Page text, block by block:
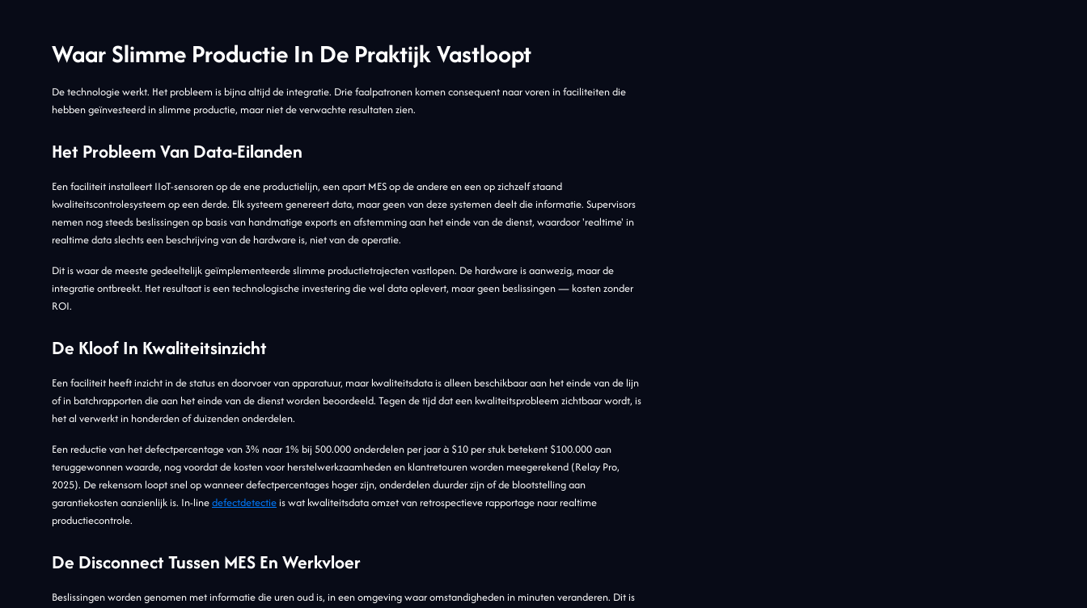
Waar Slimme Productie In De Praktijk Vastloopt
De technologie werkt. Het probleem is bijna altijd de integratie. Drie faalpatronen komen consequent naar voren in faciliteiten die
hebben geïnvesteerd in slimme productie, maar niet de verwachte resultaten zien.
Het Probleem Van Data-Eilanden
Een faciliteit installeert IIoT-sensoren op de ene productielijn, een apart MES op de andere en een op zichzelf staand
kwaliteitscontrolesysteem op een derde. Elk systeem genereert data, maar geen van deze systemen deelt die informatie. Supervisors
nemen nog steeds beslissingen op basis van handmatige exports en afstemming aan het einde van de dienst, waardoor 'realtime' in
realtime data slechts een beschrijving van de hardware is, niet van de operatie.
Dit is waar de meeste gedeeltelijk geïmplementeerde slimme productietrajecten vastlopen. De hardware is aanwezig, maar de
integratie ontbreekt. Het resultaat is een technologische investering die wel data oplevert, maar geen beslissingen — kosten zonder
ROI.
De Kloof In Kwaliteitsinzicht
Een faciliteit heeft inzicht in de status en doorvoer van apparatuur, maar kwaliteitsdata is alleen beschikbaar aan het einde van de lijn
of in batchrapporten die aan het einde van de dienst worden beoordeeld. Tegen de tijd dat een kwaliteitsprobleem zichtbaar wordt, is
het al verwerkt in honderden of duizenden onderdelen.
Een reductie van het defectpercentage van 3% naar 1% bij 500.000 onderdelen per jaar à $10 per stuk betekent $100.000 aan
teruggewonnen waarde, nog voordat de kosten voor herstelwerkzaamheden en klantretouren worden meegerekend (Relay Pro,
2025). De rekensom loopt snel op wanneer defectpercentages hoger zijn, onderdelen duurder zijn of de blootstelling aan
garantiekosten aanzienlijk is. In-linedefectdetectieis wat kwaliteitsdata omzet van retrospectieve rapportage naar realtime
productiecontrole.
De Disconnect Tussen MES En Werkvloer
Beslissingen worden genomen met informatie die uren oud is, in een omgeving waar omstandigheden in minuten veranderen. Dit is